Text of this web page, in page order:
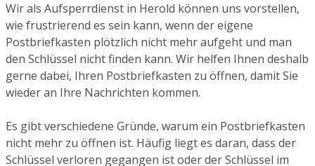
Wir als Aufsperrdienst in Herold können uns vorstellen,
wie frustrierend es sein kann, wenn der eigene
Postbriefkasten plötzlich nicht mehr aufgeht und man
den Schlüssel nicht finden kann. Wir helfen Ihnen deshalb
gerne dabei, Ihren Postbriefkasten zu öffnen, damit Sie
wieder an Ihre Nachrichten kommen.
Es gibt verschiedene Gründe, warum ein Postbriefkasten
nicht mehr zu öffnen ist. Häufig liegt es daran, dass der
Schlüssel verloren gegangen ist oder der Schlüssel im